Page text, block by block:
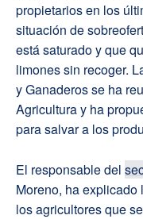
propietarios en los
situación de
está saturado y que
limones sin recoger.
y Ganaderos se ha
Agricultura y ha
para salvar a los
El responsable del
Moreno, ha
los agricultores que